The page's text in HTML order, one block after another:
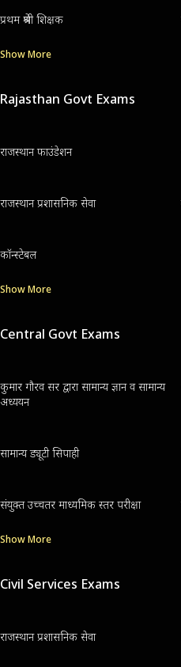
प्रथम श्रेणी शिक्षक
Show More
Rajasthan Govt Exams
राजस्थान फाउंडेशन
राजस्थान प्रशासनिक सेवा
कॉन्स्टेबल
Show More
Central Govt Exams
कुमार गौरव सर द्वारा सामान्य ज्ञान व सामान्य
अध्ययन
सामान्य ड्यूटी सिपाही
संयुक्त उच्चतर माध्यमिक स्तर परीक्षा
Show More
Civil Services Exams
राजस्थान प्रशासनिक सेवा